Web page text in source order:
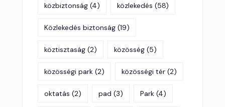
közbiztonság (4) közlekedés (58)
Közlekedés biztonság (19)
köztisztaság (2) közösség (5)
közösségi park (2) közösségi tér (2)
oktatás (2) pad (3) Park (4)